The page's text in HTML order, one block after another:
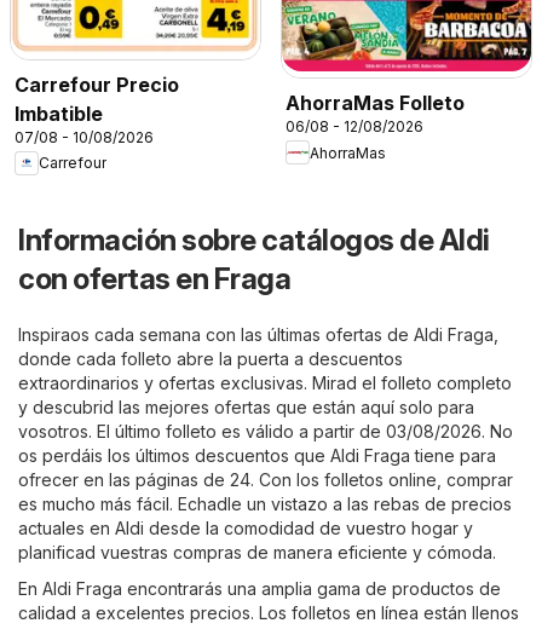
Carrefour Precio
Imbatible
07/08 - 10/08/2026
Carrefour
AhorraMas Folleto
06/08 - 12/08/2026
AhorraMas
Información sobre catálogos de Aldi
con ofertas en Fraga
Inspiraos cada semana con las últimas ofertas de Aldi Fraga,
donde cada folleto abre la puerta a descuentos
extraordinarios y ofertas exclusivas. Mirad el folleto completo
y descubrid las mejores ofertas que están aquí solo para
vosotros. El último folleto es válido a partir de 03/08/2026. No
os perdáis los últimos descuentos que Aldi Fraga tiene para
ofrecer en las páginas de 24. Con los folletos online, comprar
es mucho más fácil. Echadle un vistazo a las rebas de precios
actuales en Aldi desde la comodidad de vuestro hogar y
planificad vuestras compras de manera eficiente y cómoda.
En Aldi Fraga encontrarás una amplia gama de productos de
calidad a excelentes precios. Los folletos en línea están llenos